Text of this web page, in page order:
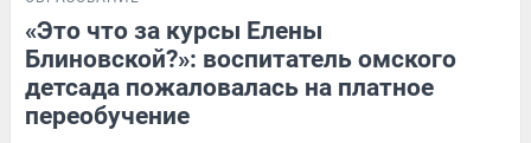
«Это что за курсы Елены
Блиновской?»: воспитатель омского
детсада пожаловалась на платное
переобучение